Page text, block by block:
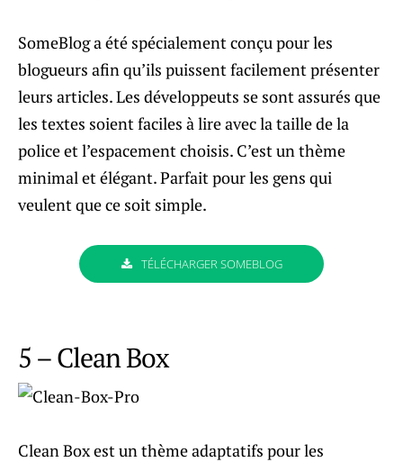
SomeBlog a été spécialement conçu pour les
blogueurs afin qu’ils puissent facilement présenter
leurs articles. Les développeuts se sont assurés que
les textes soient faciles à lire avec la taille de la
police et l’espacement choisis. C’est un thème
minimal et élégant. Parfait pour les gens qui
veulent que ce soit simple.
TÉLÉCHARGER SOMEBLOG
5 – Clean Box
Clean Box est un thème adaptatifs pour les